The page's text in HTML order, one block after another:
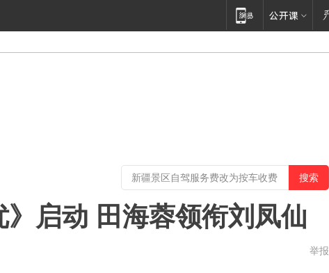
启动 田海蓉领衔刘凤仙
举报